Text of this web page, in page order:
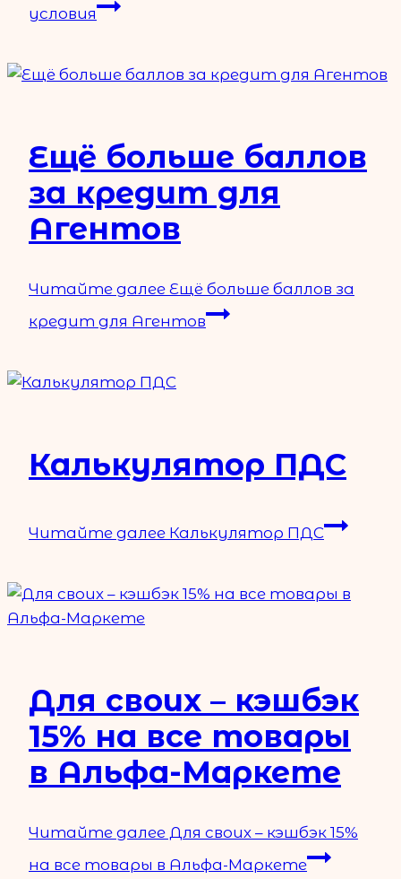
условия
Ещё больше баллов
за кредит для
Агентов
Читайте далее Ещё больше баллов за
кредит для Агентов
Калькулятор ПДС
Читайте далее Калькулятор ПДС
Для своих – кэшбэк
15% на все товары
в Альфа-Маркете
Читайте далее Для своих – кэшбэк 15%
на все товары в Альфа-Маркете